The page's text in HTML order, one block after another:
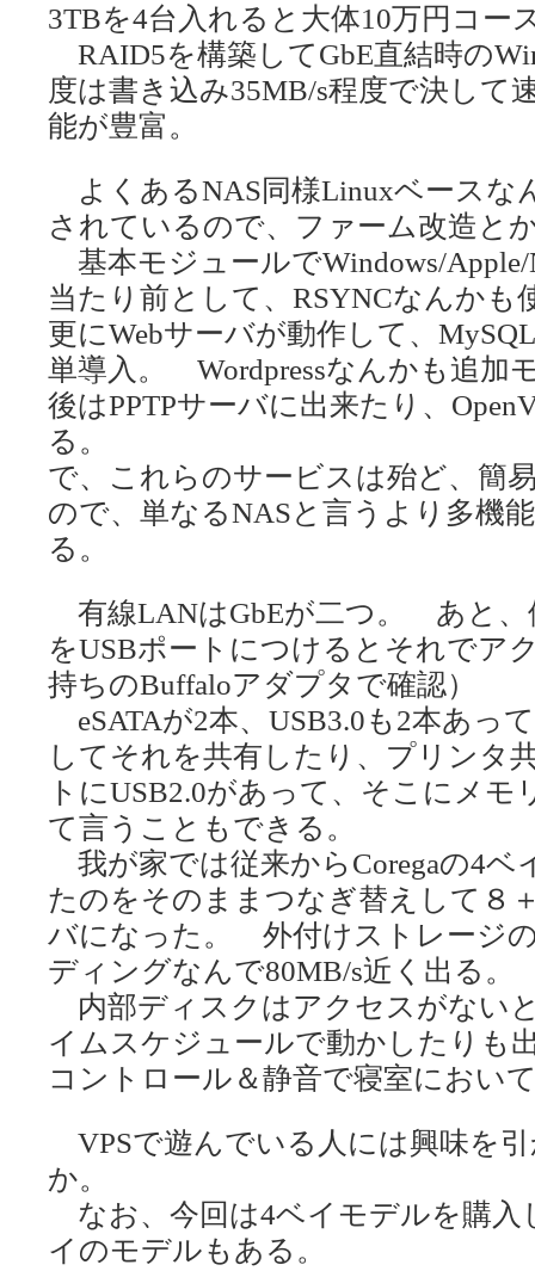
3TBを4台入れると大体10万円コー
RAID5を構築してGbE直結時の
度は書き込み35MB/s程度で決して
能が豊富。
よくあるNAS同様Linuxベースな
されているので、ファーム改造と
基本モジュールでWindows/
当たり前として、RSYNCなんかも
更にWebサーバが動作して、
単導入。 Wordpressなんかも追加
後はPPTPサーバに出来たり、
る。
で、これらのサービスは殆ど、簡
ので、単なるNASと言うより多機
る。
有線LANはGbEが二つ。 あと、
をUSBポートにつけるとそれでア
持ちのBuffaloアダプタで確認）
eSATAが2本、USB3.0も2本あっ
してそれを共有したり、プリン
トにUSB2.0があって、そこにメ
て言うこともできる。
我が家では従来からCoregaの4ベ
たのをそのままつなぎ替えして８
バになった。 外付けストレージ
ディングなんで80MB/s近く出る。
内部ディスクはアクセスがない
イムスケジュールで動かしたりも
コントロール＆静音で寝室におい
VPSで遊んでいる人には興味を
か。
なお、今回は4ベイモデルを購入
イのモデルもある。